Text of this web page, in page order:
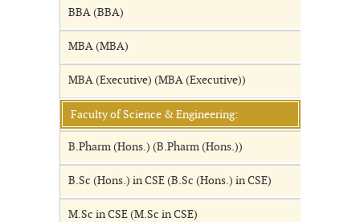
BBA (BBA)
MBA (MBA)
MBA (Executive) (MBA (Executive))
Faculty of Science & Engineering:
B.Pharm (Hons.) (B.Pharm (Hons.))
B.Sc (Hons.) in CSE (B.Sc (Hons.) in CSE)
M.Sc in CSE (M.Sc in CSE)